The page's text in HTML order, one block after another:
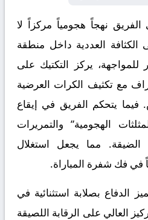
الفريق نهجاً هجومياً مركزاً لا
العددية داخل منطقة
يركز التكتيك على
مع تكثيف الكرات العرضية
فيما يتحكم الفريق في إيقاع
الهجومية” والتمريرات
مما يجعل استغلال
في فك شفرة المباراة.
الدفاع بصلابة استثنائية في
العالي على الرقابة اللصيقة